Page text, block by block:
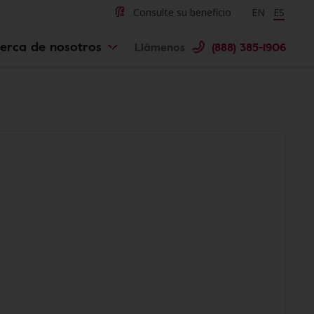
Consulte su beneficio Change
EN ES
de nosotros Llámenos (888) 385-1906